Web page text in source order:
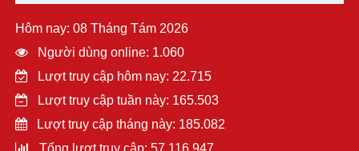
Hôm nay: 08 Tháng Tám 2026
Người dùng online: 1.060
Lượt truy cập hôm nay: 22.715
Lượt truy cập tuần này: 165.503
Lượt truy cập tháng này: 185.082
Tổng lượt truy cập: 57.116.947